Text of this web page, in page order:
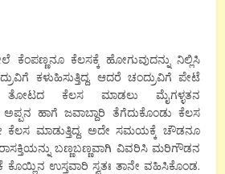
ಕೆಲಸಕ್ಕೆ ಹೋಗುವುದನ್ನು ನಿಲ್ಲಿಸಿ
ಕಳುಹಿಸುತ್ತಿದ್ದ. ಆದರೆ ಚಂದ್ರುವಿಗೆ ಪೇಟೆ
ತೋಟದ ಕೆಲಸ ಮಾಡಲು ಮೈಗಳ್ಳತನ
ಹಾಗೆ ಜವಾಬ್ದಾರಿ ತೆಗೆದುಕೊಂಡು ಕೆಲಸ
ಕೆಲಸ ಮಾಡುತ್ತಿದ್ದ. ಅದೇ ಸಮಯಕ್ಕೆ ಚೌಡನೂ
ಬಣ್ಣಬಣ್ಣವಾಗಿ ವಿವರಿಸಿ ಮರಿಗೌಡನ
ಉಸ್ತವಾರಿ ಸ್ವತಃ ತಾನೇ ವಹಿಸಿಕೊಂಡ.